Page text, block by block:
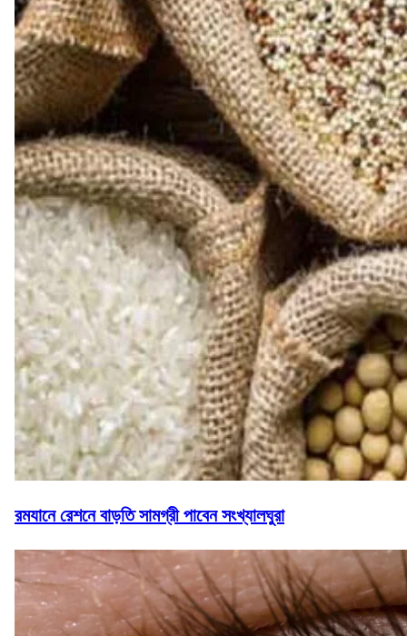
রমযানে রেশনে বাড়তি সামগ্রী পাবেন সংখ্যালঘুরা